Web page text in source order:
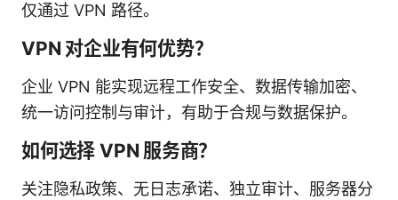
仅通过 VPN 路径。
VPN 对企业有何优势？
企业 VPN 能实现远程工作安全、数据传输加密、
统一访问控制与审计，有助于合规与数据保护。
如何选择 VPN 服务商？
关注隐私政策、无日志承诺、独立审计、服务器分